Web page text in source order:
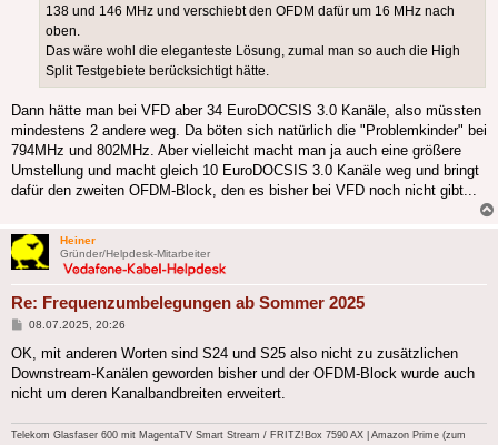
138 und 146 MHz und verschiebt den OFDM dafür um 16 MHz nach
oben.
Das wäre wohl die eleganteste Lösung, zumal man so auch die High
Split Testgebiete berücksichtigt hätte.
Dann hätte man bei VFD aber 34 EuroDOCSIS 3.0 Kanäle, also müssten
mindestens 2 andere weg. Da böten sich natürlich die "Problemkinder" bei
794MHz und 802MHz. Aber vielleicht macht man ja auch eine größere
Umstellung und macht gleich 10 EuroDOCSIS 3.0 Kanäle weg und bringt
dafür den zweiten OFDM-Block, den es bisher bei VFD noch nicht gibt...
Heiner
Gründer/Helpdesk-Mitarbeiter
Re: Frequenzumbelegungen ab Sommer 2025
Beitrag
08.07.2025, 20:26
OK, mit anderen Worten sind S24 und S25 also nicht zu zusätzlichen
Downstream-Kanälen geworden bisher und der OFDM-Block wurde auch
nicht um deren Kanalbandbreiten erweitert.
Telekom Glasfaser 600 mit MagentaTV Smart Stream / FRITZ!Box 7590 AX | Amazon Prime (zum